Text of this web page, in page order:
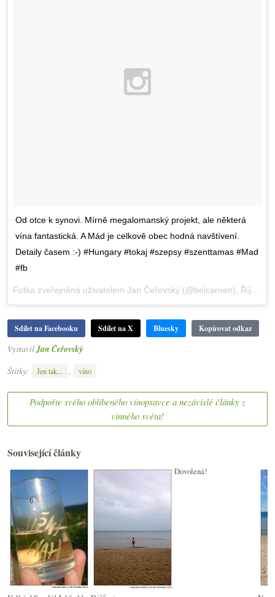
Od otce k synovi. Mírně megalomanský projekt, ale některá
vína fantastická. A Mád je celkově obec hodná navštívení.
Detaily časem :-) #Hungary #tokaj #szepsy #szenttamas #Mad
#fb
Fotka zveřejněná uživatelem Jan Čeřovský (@belcarnen), Říj 29, 2015 v 12:32 PDT
Sdílet na Facebooku Sdílet na X Bluesky Kopírovat odkaz
Vystavil Jan Čeřovský
Štítky:
Jen tak... , víno
Podpořte svého oblíbeného vínopsavce a nezávislé články z
vinného světa!
Související články
Dovolená!